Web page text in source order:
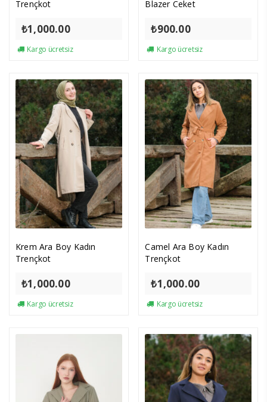
Trençkot
₺1,000.00
Kargo ücretsiz
Blazer Ceket
₺900.00
Kargo ücretsiz
Krem Ara Boy Kadın
Trençkot
₺1,000.00
Kargo ücretsiz
Camel Ara Boy Kadın
Trençkot
₺1,000.00
Kargo ücretsiz